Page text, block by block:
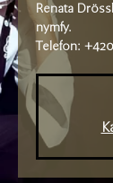
Renata
nymfy.
Telefon: +420